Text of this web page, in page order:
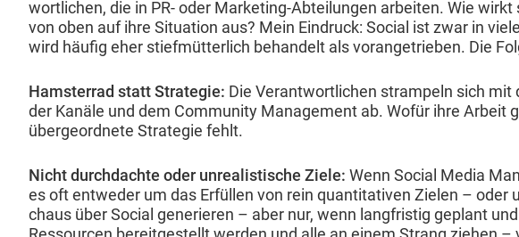
wortlichen, die in PR- oder Mar­ket­ing-Abteilun­gen arbeit­en. Wie
von oben auf ihre Sit­u­a­tion aus? Mein Ein­druck: Social ist zwar in
wird häu­fig eher stiefmüt­ter­lich behan­delt als vor­angetrieben. Die
Ham­ster­rad statt Strate­gie: Die Ver­ant­wortlichen stram­peln sich
der Kanäle und dem Com­mu­ni­ty Man­age­ment ab. Wofür ihre Arbeit
über­ge­ord­nete Strate­gie fehlt.
Nicht durch­dachte oder unre­al­is­tis­che Ziele: Wenn Social Media
es oft entwed­er um das Erfüllen von rein quan­ti­ta­tiv­en Zie­len –
chaus über Social gener­ieren – aber nur, wenn langfristig geplant